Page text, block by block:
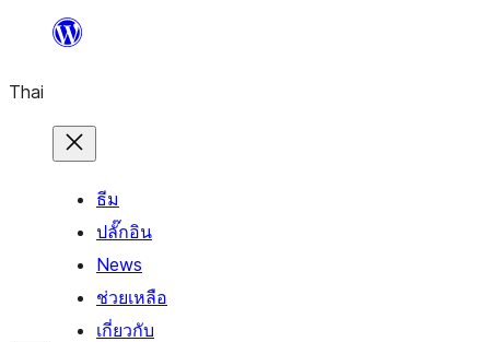
ยัง
เนื้อหา
Thai
ธีม
ปลั๊กอิน
News
ช่วยเหลือ
เกี่ยวกับ